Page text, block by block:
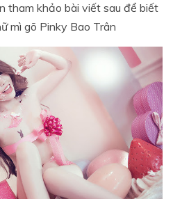
tham khảo bài viết sau để biết
mì gõ Pinky Bao Trân